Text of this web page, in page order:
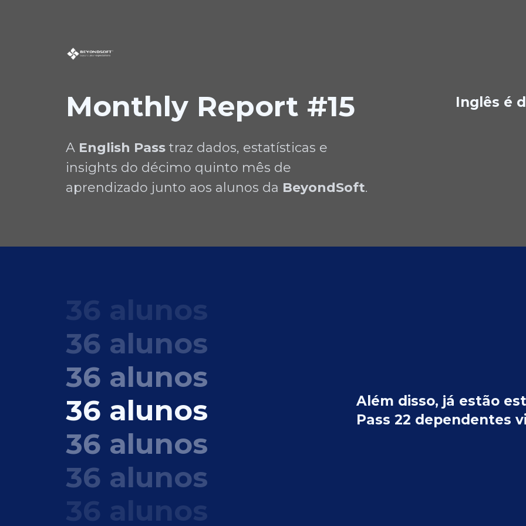
Monthly Report #15
A English Pass traz dados, estatísticas e
insights do décimo quinto mês de
aprendizado junto aos alunos da BeyondSoft.
Inglês é
36 alunos
36 alunos
36 alunos
36 alunos
36 alunos
Além disso, já estão
Pass 22 dependentes